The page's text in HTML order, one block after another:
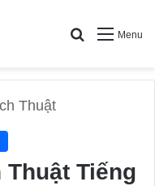
Menu
Search for
Thuật
Thuật Tiếng